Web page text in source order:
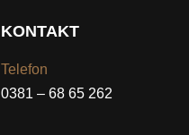
KONTAKT
Telefon
0381 – 68 65 262